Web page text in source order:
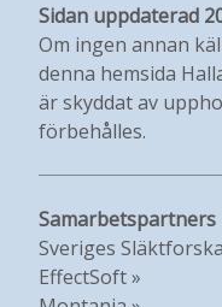
Sidan uppdaterad
Om ingen annan
denna hemsida
är skyddat av
förbehålles.
Samarbetspartners
Sveriges
EffectSoft »